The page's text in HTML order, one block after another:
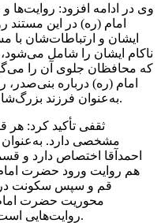
وی در ادامه افزود:
امام (ره) در این مستند
ایشان و ارتباطات‌شان با
ناکام ایشان را شامل
که محافظان جلوی آن را
امام (ره) درباره
به‌عنوان فرزند بزرگ‌شان نیز در این مستند مطرح شده است.
ثقفی تأکید کرد:
مشخصی دارد.
احمدآقا اختصاص دارد و
هم روایت ورود حضرت
قم و سپس سکونت در
محوریت حضرت
روایت‌هایی است که محافظان از ایشان ارائه می‌کنند.